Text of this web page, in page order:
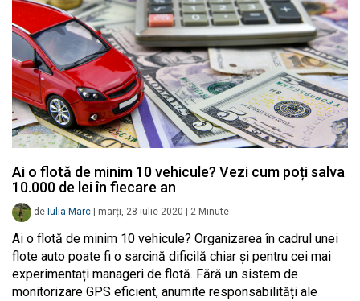
Ai o flotă de minim 10 vehicule? Vezi cum poți salva
10.000 de lei în fiecare an
de Iulia Marc marți, 28 iulie 2020 2 Minute
Ai o flotă de minim 10 vehicule? Organizarea în cadrul unei
flote auto poate fi o sarcină dificilă chiar și pentru cei mai
experimentați manageri de flotă. Fără un sistem de
monitorizare GPS eficient, anumite responsabilități ale